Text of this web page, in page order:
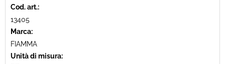
Cod. art.:
13405
Marca:
FIAMMA
Unità di misura: